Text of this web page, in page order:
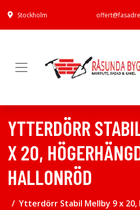
Stockholm
YTTERDÖRR
X 20,
HALLONRÖD
Ytterdörr Stabil Mellby 9 x 20,